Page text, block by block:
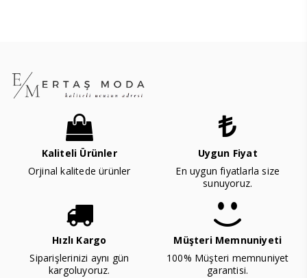
Kaliteli Ürünler
Orjinal kalitede ürünler
Uygun Fiyat
En uygun fiyatlarla size
sunuyoruz.
Hızlı Kargo
Siparişlerinizi aynı gün
kargoluyoruz.
Müşteri Memnuniyeti
100% Müşteri memnuniyet
garantisi.